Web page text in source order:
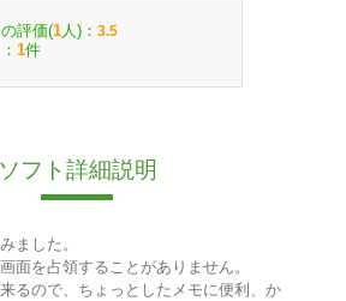
評価(1 人)： 3.5
1件
ソフト詳細説明
ました。
面を占領することがありません。
るので、ちょっとしたメモに便利、か